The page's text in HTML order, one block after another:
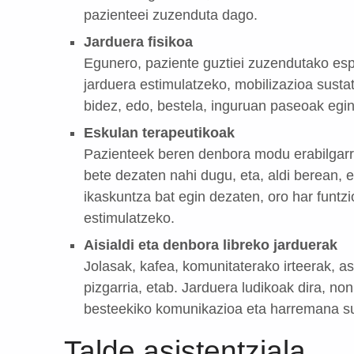
pazienteei zuzenduta dago.
Jarduera fisikoa
Egunero, paziente guztiei zuzendutako
jarduera estimulatzeko, mobilizazioa
bidez, edo, bestela, inguruan paseoak
Eskulan terapeutikoak
Pazienteek beren denbora modu
bete dezaten nahi dugu, eta, aldi berean,
ikaskuntza bat egin dezaten, oro har
estimulatzeko.
Aisialdi eta denbora libreko jarduerak
Jolasak, kafea, komunitaterako irteerak,
pizgarria, etab. Jarduera ludikoak dira,
besteekiko komunikazioa eta harremana